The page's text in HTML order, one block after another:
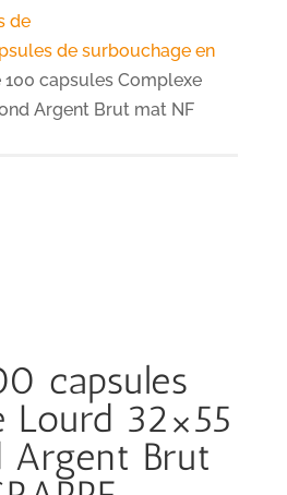
de
de surbouchage en
capsules Complexe
Argent Brut mat NF
capsules
Lourd 32×55
Argent Brut